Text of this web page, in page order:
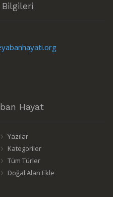
Hayat
Yazılar
Kategoriler
Tüm Türler
Doğal Alan Ekle